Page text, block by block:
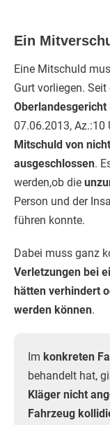
Ein
Eine Mitschuld
Gurt vorliegen. Seit
07.06.2013,
Mitschuld von
ausgeschlossen.
werden,ob die
Person und der
führen konnte.
Dabei muss ganz
Verletzungen bei
hätten verhindert
werden können.
Im konkreten
behandelt hat,
Kläger nicht
Fahrzeug